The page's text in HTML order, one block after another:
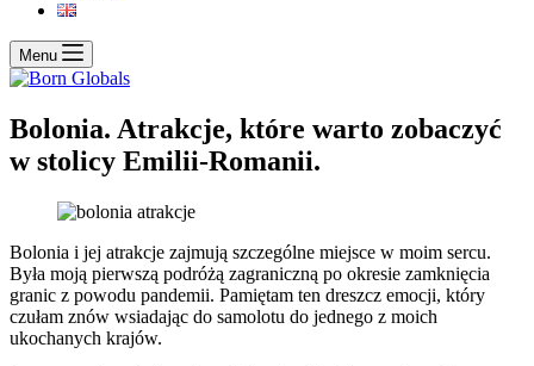
Menu
Bolonia. Atrakcje, które warto zobaczyć
w stolicy Emilii-Romanii.
Bolonia i jej atrakcje zajmują szczególne miejsce w moim sercu.
Była moją pierwszą podróżą zagraniczną po okresie zamknięcia
granic z powodu pandemii. Pamiętam ten dreszcz emocji, który
czułam znów wsiadając do samolotu do jednego z moich
ukochanych krajów.